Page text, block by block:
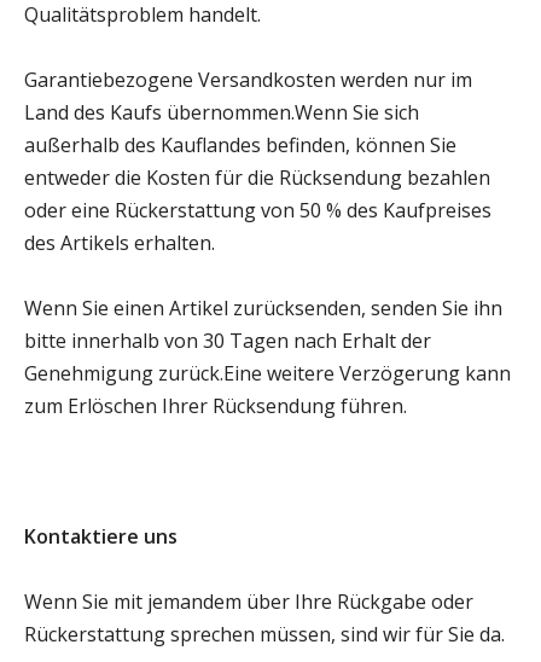
Qualitätsproblem handelt.
Garantiebezogene Versandkosten werden nur im
Land des Kaufs übernommen.Wenn Sie sich
außerhalb des Kauflandes befinden, können Sie
entweder die Kosten für die Rücksendung bezahlen
oder eine Rückerstattung von 50 % des Kaufpreises
des Artikels erhalten.
Wenn Sie einen Artikel zurücksenden, senden Sie ihn
bitte innerhalb von 30 Tagen nach Erhalt der
Genehmigung zurück.Eine weitere Verzögerung kann
zum Erlöschen Ihrer Rücksendung führen.
Kontaktiere uns
Wenn Sie mit jemandem über Ihre Rückgabe oder
Rückerstattung sprechen müssen, sind wir für Sie da.